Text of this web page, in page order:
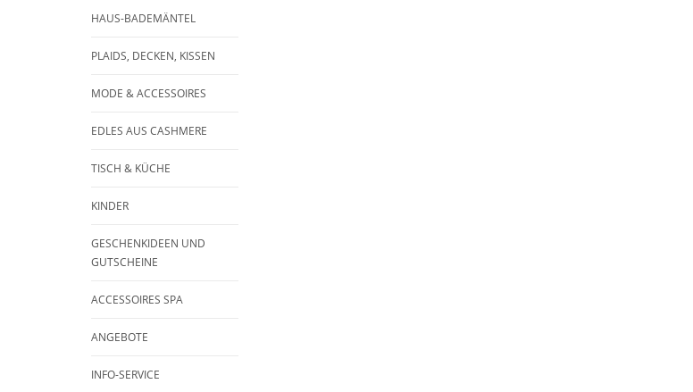
HAUS-BADEMÄNTEL
PLAIDS, DECKEN, KISSEN
MODE & ACCESSOIRES
EDLES AUS CASHMERE
TISCH & KÜCHE
KINDER
GESCHENKIDEEN UND
GUTSCHEINE
ACCESSOIRES SPA
ANGEBOTE
INFO-SERVICE